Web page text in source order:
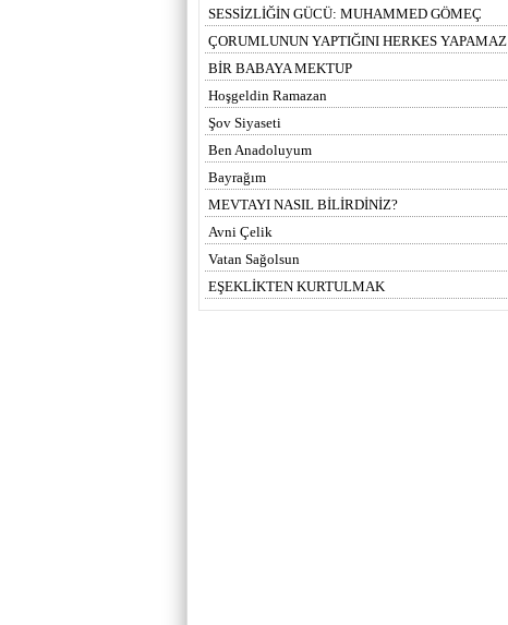
SESSİZLİĞİN GÜCÜ: MUHAMMED GÖMEÇ
ÇORUMLUNUN YAPTIĞINI HERKES YAPAMAZ
BİR BABAYA MEKTUP
Hoşgeldin Ramazan
Şov Siyaseti
Ben Anadoluyum
Bayrağım
MEVTAYI NASIL BİLİRDİNİZ?
Avni Çelik
Vatan Sağolsun
EŞEKLİKTEN KURTULMAK